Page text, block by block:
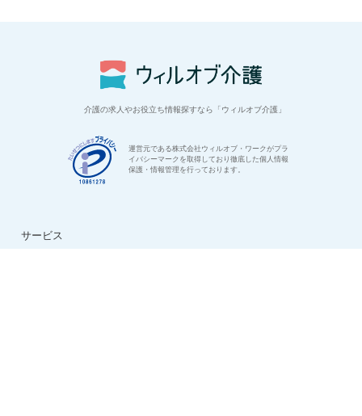
介護の求人やお役立ち情報探すなら「ウィルオブ介護」
運営元である株式会社ウィルオブ・ワークがプラ
イバシーマークを取得しており徹底した個人情報
保護・情報管理を行っております。
サービス